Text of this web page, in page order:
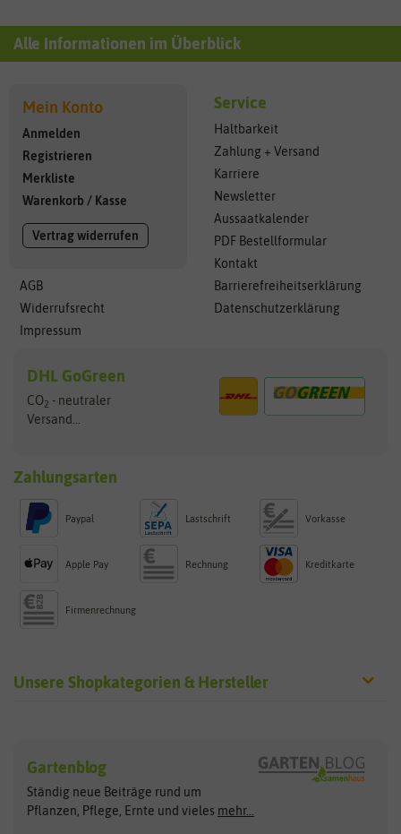
Alle Informationen im Überblick
Mein Konto
Anmelden
Registrieren
Merkliste
Warenkorb / Kasse
Vertrag widerrufen
AGB
Widerrufsrecht
Impressum
Service
Haltbarkeit
Zahlung + Versand
Karriere
Newsletter
Aussaatkalender
PDF Bestellformular
Kontakt
Barrierefreiheitserklärung
Datenschutzerklärung
DHL GoGreen
CO2 - neutraler
Versand...
Zahlungsarten
Paypal Lastschrift Vorkasse
Apple Pay Rechnung Kreditkarte
Firmenrechnung
Unsere Shopkategorien & Hersteller
Exotische Samen
Gemüsesamen
Gründünger
Arche Noah
ASB Greenworld
Clever Pots
COMPO
Gartenblog
Ständig neue Beiträge rund um
Pflanzen, Pflege, Ernte und vieles mehr...